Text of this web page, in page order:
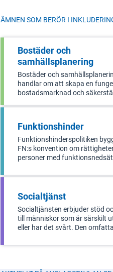
ÄMNEN SOM BERÖR I
Bostäder och
samhällsplanering
Bostäder och
handlar om att skapa en
bostadsmarknad och
Området täcker
lantmä
Funktionshinder
Funktionshinderspolitiken
FN:s konvention om
personer med
främja rättigheterna och
funktionsnedsättningar i
Den påverkar flera
Socialtjänst
Socialtjänsten erbjuder stöd
till människor som är särskilt
eller har det svårt. Den
personer med